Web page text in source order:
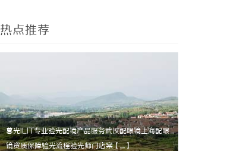
热点推荐
暮光ILIT专业验光配镜产品服务武汉配眼镜上海配眼
镜资质保障验光流程验光师门店案【....】